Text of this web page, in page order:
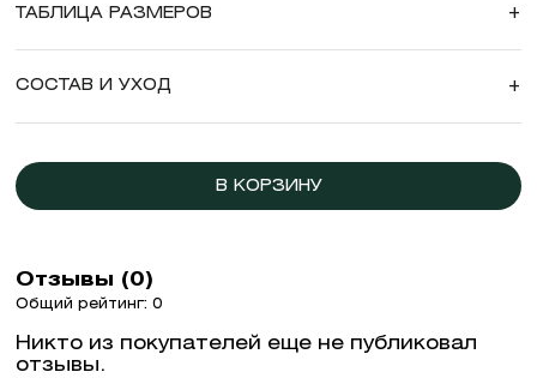
ТАБЛИЦА РАЗМЕРОВ +
СОСТАВ И УХОД +
В КОРЗИНУ
Отзывы (0)
Общий рейтинг: 0
Никто из покупателей еще не публиковал
отзывы.